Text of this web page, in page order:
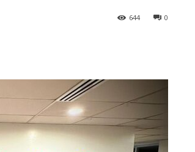
0
644